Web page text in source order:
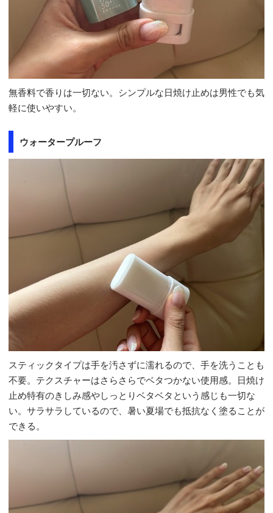
無香料で香りは一切ない。シンプルな日焼け止めは男性でも気
軽に使いやすい。
ウォータープルーフ
スティックタイプは手を汚さずに濡れるので、手を洗うことも
不要。テクスチャーはさらさらでベタつかない使用感。日焼け
止め特有のきしみ感やしっとりベタベタという感じも一切な
い。サラサラしているので、暑い夏場でも抵抗なく塗ることが
できる。